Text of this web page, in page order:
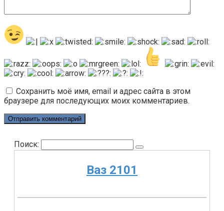
Сохранить моё имя, email и адрес сайта в этом
браузере для последующих моих комментариев.
Поиск:
Ваз 2101